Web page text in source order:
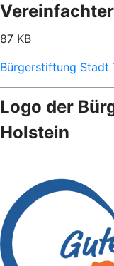
87 KB
Bürgerstiftung Stadt
Logo der
Holstein